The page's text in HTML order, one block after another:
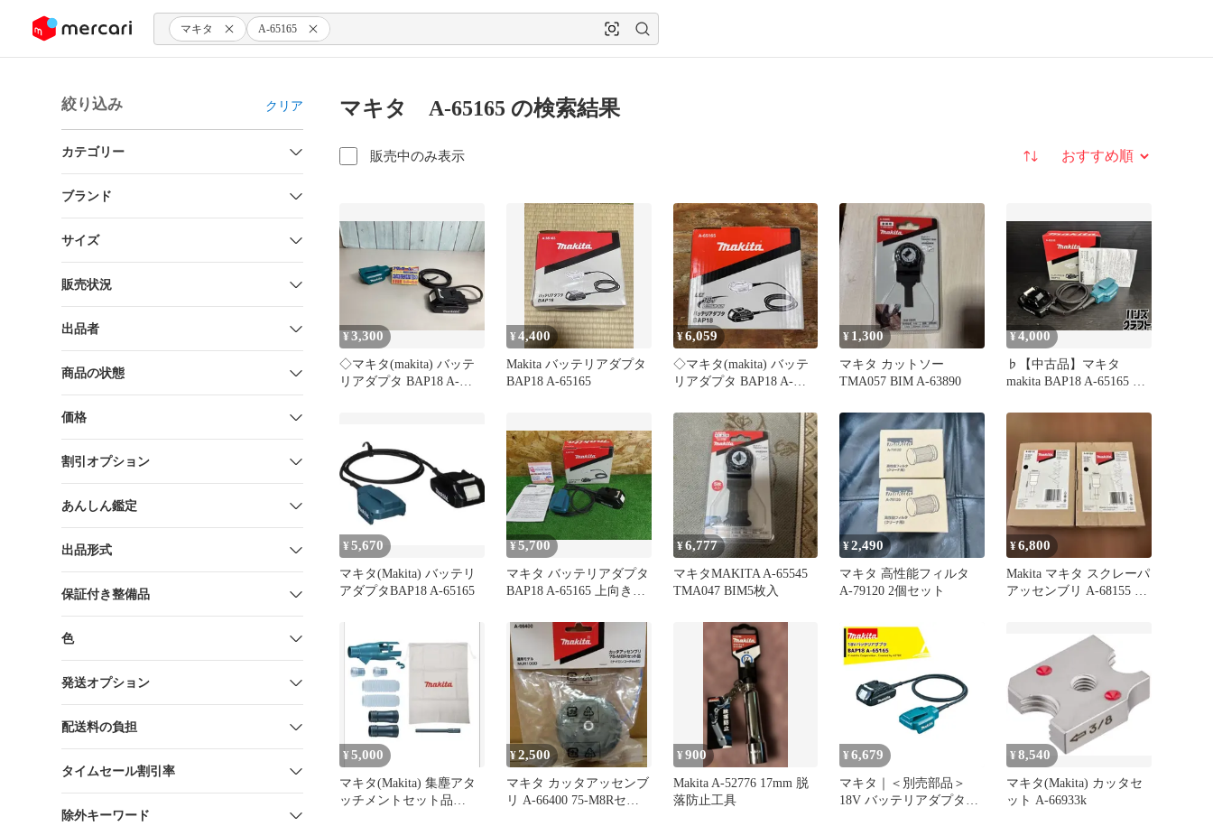
ツにスキップ マキタ A-65165
絞り込み クリア
カテゴリー
ブランド
サイズ
販売状況
出品者
商品の状態
価格
割引オプション
あんしん鑑定
出品形式
保証付き整備品
色
発送オプション
配送料の負担
タイムセール割引率
除外キーワード
マキタ A-65165 の検索結果
販売中のみ表示 並び替え
¥3,300
◇マキタ(makita) バッテ
リアダプタ BAP18 A-
¥4,400
Makita バッテリアダプタ
BAP18 A-65165
¥6,059
◇マキタ(makita) バッテ
リアダプタ BAP18 A-
¥ 1,300
マキタ カットソー
TMA057 BIM A-63890
¥4,000
♭【中古品】マキタ
makita BAP18 A-65165 バ
やき通り店】
¥5,670
マキタ(Makita) バッテリ
アダプタBAP18 A-65165
¥5,700
マキタ バッテリアダプタ
BAP18 A-65165 上向き作
軽減 電動工具 makita 中
古品
¥6,777
マキタMAKITA A-65545
TMA047 BIM5枚入
¥2,490
マキタ 高性能フィルタ
A-79120 2個セット
¥6,800
Makita マキタ スクレーパ
アッセンブリ A-68155 2
¥ 5,000
マキタ(Makita) 集塵アタ
ッチメントセット品
¥2,500
マキタ カッタアッセンブ
リ A-66400 75-M8Rセット
¥900
Makita A-52776 17mm 脱
落防止工具
¥ 6,679
マキタ｜＜別売部品＞
18V バッテリアダプタ
¥8,540
マキタ(Makita) カッタセ
ット A-66933k